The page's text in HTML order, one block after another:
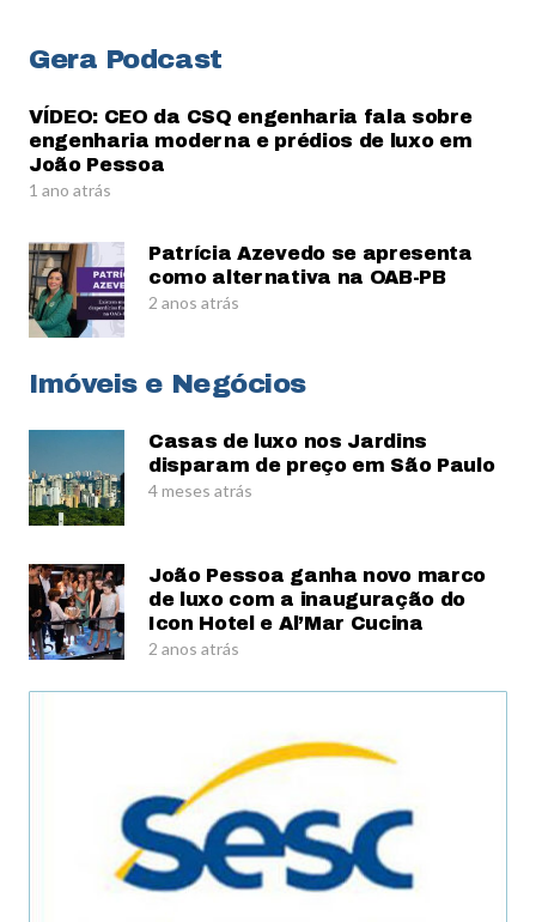
Gera Podcast
VÍDEO: CEO da CSQ engenharia fala sobre
engenharia moderna e prédios de luxo em
João Pessoa
1 ano atrás
Patrícia Azevedo se apresenta
como alternativa na OAB-PB
2 anos atrás
Imóveis e Negócios
Casas de luxo nos Jardins
disparam de preço em São Paulo
4 meses atrás
João Pessoa ganha novo marco
de luxo com a inauguração do
Icon Hotel e Al’Mar Cucina
2 anos atrás